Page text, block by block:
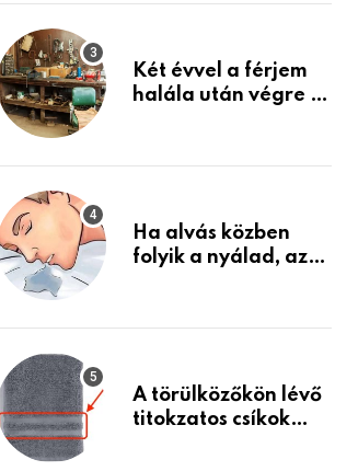
Készülj fel arra, ami
Két évvel a férjem
halála után végre át
holmiját – amit
életemet
Ha alvás közben
folyik a nyálad, az
A törülközőkön lévő
titokzatos csíkok